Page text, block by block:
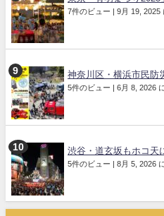
7件のビュー | 9月 19, 2025
神奈川区・横浜市民防
5件のビュー | 6月 8, 2026
渋谷・道玄坂もホコ天
5件のビュー | 8月 5, 2026